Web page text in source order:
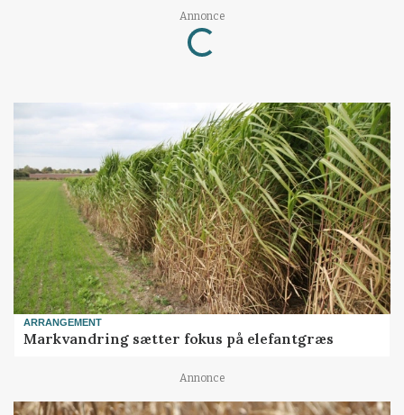
Annonce
Loading...
ARRANGEMENT
Markvandring sætter fokus på elefantgræs
Annonce